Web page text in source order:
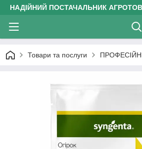
НАДІЙНИЙ ПОСТАЧАЛЬНИК
Товари та послуги